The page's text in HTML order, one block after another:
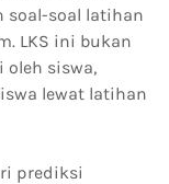
soal-soal latihan
LKS ini bukan
oleh siswa,
lewat latihan
prediksi